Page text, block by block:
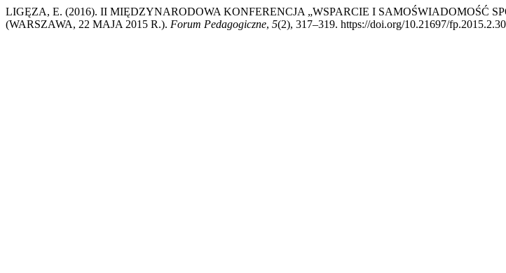
LIGĘZA, E. (2016). II MIĘDZYNARODOWA KONFERENCJA „WSPARCIE I SAMOŚWIADOMOŚĆ
(WARSZAWA, 22 MAJA 2015 R.). Forum Pedagogiczne, 5(2), 317–319. https://doi.org/10.21697/fp.2015.2.30